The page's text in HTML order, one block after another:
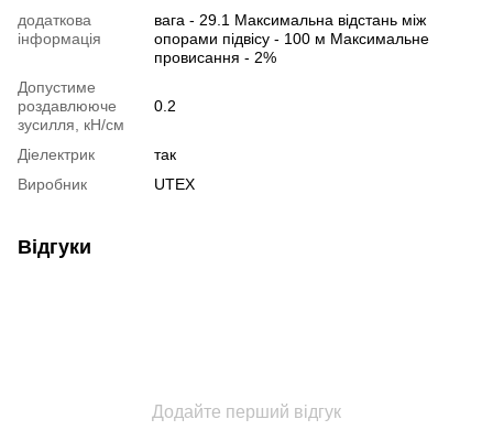
додаткова
інформація
вага - 29.1 Максимальна відстань між
опорами підвісу - 100 м Максимальне
провисання - 2%
Допустиме
роздавлююче
зусилля, кН/см
0.2
Діелектрик
так
Виробник
UTEX
Відгуки
Додайте перший відгук